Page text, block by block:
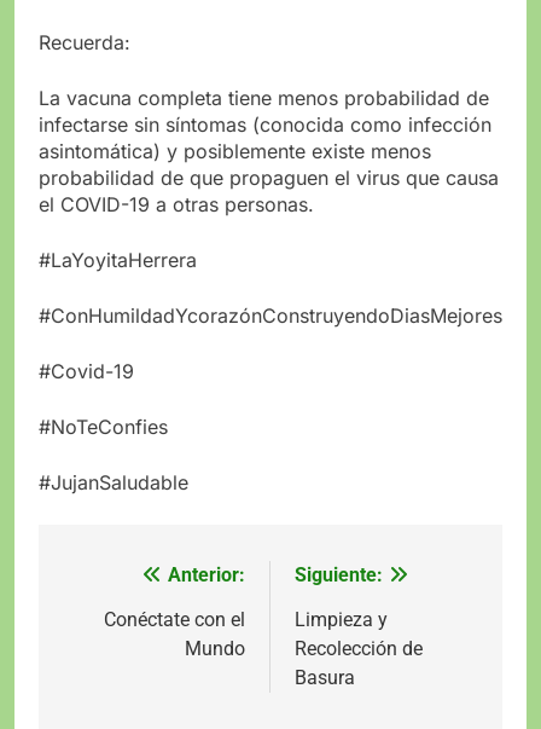
Recuerda:
La vacuna completa tiene menos probabilidad de
infectarse sin síntomas (conocida como infección
asintomática) y posiblemente existe menos
probabilidad de que propaguen el virus que causa
el COVID-19 a otras personas.
#LaYoyitaHerrera
#ConHumildadYcorazónConstruyendoDiasMejores
#Covid-19
#NoTeConfies
#JujanSaludable
Navegación
Anterior:
Conéctate con el
Mundo
Siguiente:
Limpieza y
Recolección de
Basura